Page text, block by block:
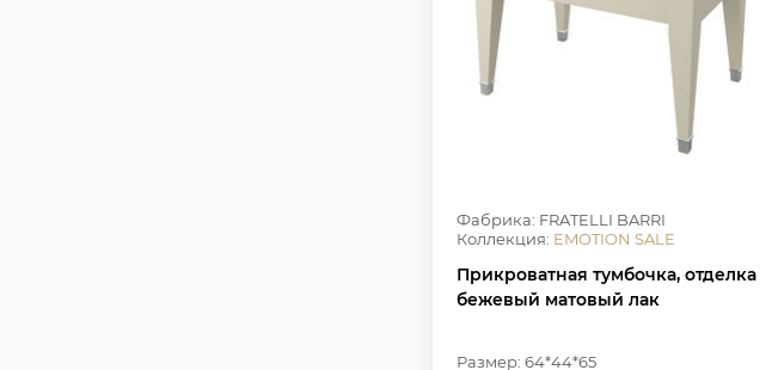
Фабрика: FRATELLI BARRI
Коллекция: EMOTION SALE
Прикроватная тумбочка, отделка
бежевый матовый лак
Размер: 64*44*65